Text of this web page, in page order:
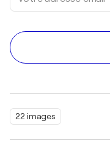
22 images